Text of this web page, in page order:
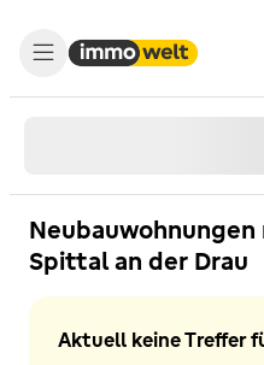
Spittal an der Drau
Aktuell keine Treffer